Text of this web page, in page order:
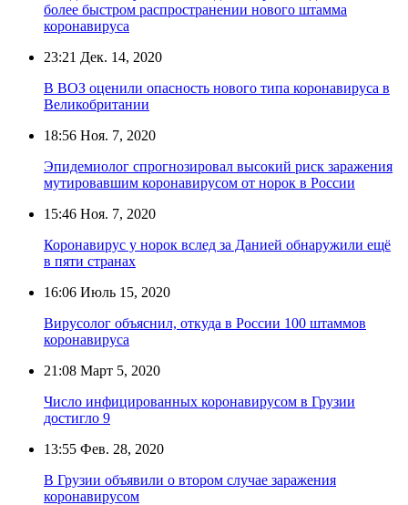
более быстром распространении нового штамма
коронавируса
23:21 Дек. 14, 2020
В ВОЗ оценили опасность нового типа коронавируса в
Великобритании
18:56 Ноя. 7, 2020
Эпидемиолог спрогнозировал высокий риск заражения
мутировавшим коронавирусом от норок в России
15:46 Ноя. 7, 2020
Коронавирус у норок вслед за Данией обнаружили ещё
в пяти странах
16:06 Июль 15, 2020
Вирусолог объяснил, откуда в России 100 штаммов
коронавируса
21:08 Март 5, 2020
Число инфицированных коронавирусом в Грузии
достигло 9
13:55 Фев. 28, 2020
В Грузии объявили о втором случае заражения
коронавирусом